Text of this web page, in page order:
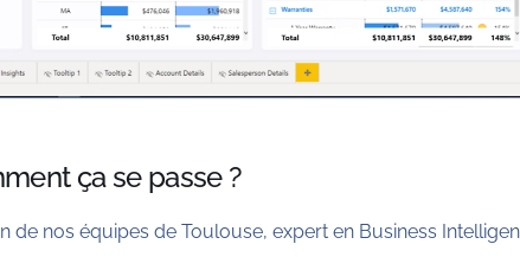
ça se passe ?
de nos équipes de Toulouse, expert en Business